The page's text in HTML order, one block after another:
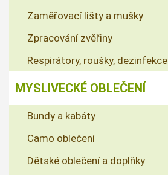
Zaměřovací lišty a mušky
Zpracování zvěřiny
Respirátory, roušky, dezinfekce
MYSLIVECKÉ OBLEČENÍ
Bundy a kabáty
Camo oblečení
Dětské oblečení a doplňky